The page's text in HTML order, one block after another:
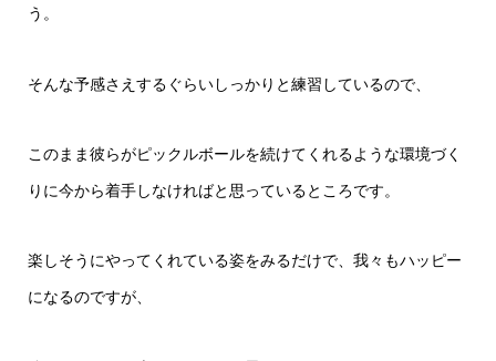
う。
そんな予感さえするぐらいしっかりと練習しているので、
このまま彼らがピックルボールを続けてくれるような環境づく
りに今から着手しなければと思っているところです。
楽しそうにやってくれている姿をみるだけで、我々もハッピー
になるのですが、